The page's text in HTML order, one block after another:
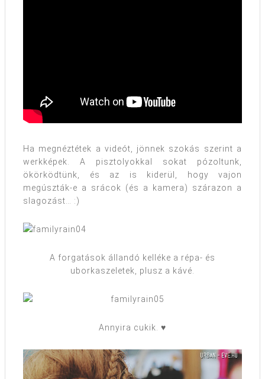
Ha megnéztétek a videót, jönnek szokás szerint a
werkképek. A pisztolyokkal sokat pózoltunk,
ökörködtünk, és az is kiderül, hogy vajon
megúszták-e a srácok (és a kamera) szárazon a
slagozást… :)
A forgatások állandó kelléke a répa- és
uborkaszeletek, plusz a kávé.
Annyira cukik. ♥